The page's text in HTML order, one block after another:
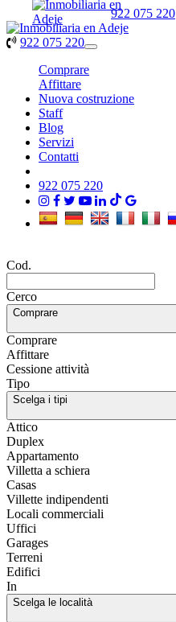
922 075 220
922 075 220
Toggle
Comprare
Affittare
Nuova costruzione
Staff
Blog
Servizi
Contatti
922 075 220
Cod.
Cerco
Comprare
Comprare
Affittare
Cessione attività
Tipo
Scelga i tipi
Attico
Duplex
Appartamento
Villetta a schiera
Casas
Villette indipendenti
Locali commerciali
Uffici
Garages
Terreni
Edifici
In
Scelga le località